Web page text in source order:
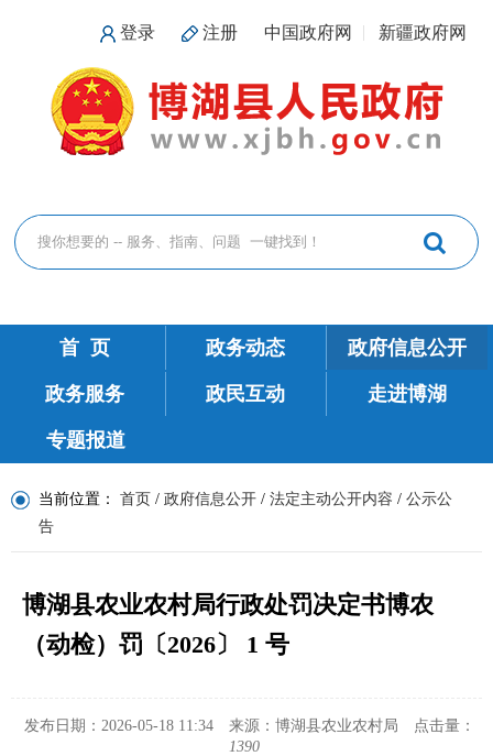
登录 注册 中国政府网 新疆政府网
首 页 政务动态 政府信息公开
政务服务 政民互动 走进博湖
专题报道
当前位置： 首页 / 政府信息公开 / 法定主动公开内容 / 公示公
告
博湖县农业农村局行政处罚决定书博农
（动检）罚〔2026〕 1 号
发布日期：2026-05-18 11:34 来源：博湖县农业农村局
点击量：
1390